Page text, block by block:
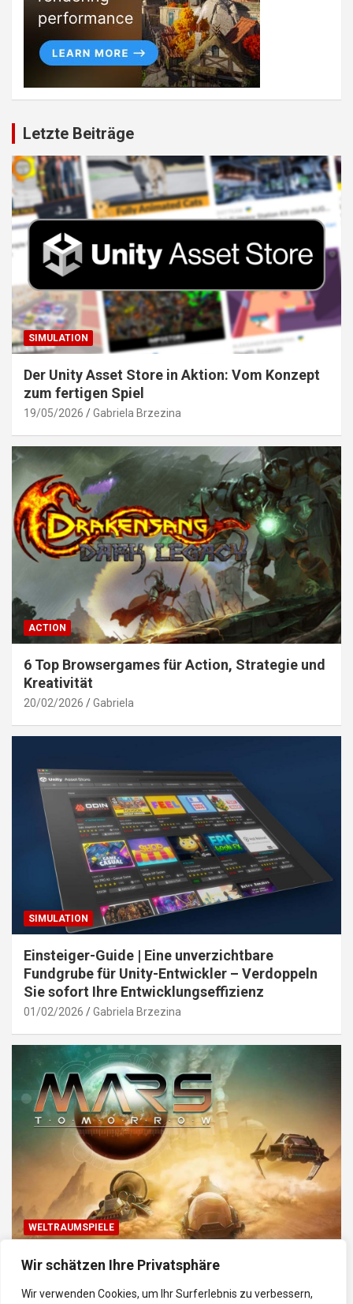
Wir schätzen Ihre Privatsphäre
Wir verwenden Cookies, um Ihr Surferlebnis zu verbessern,
Letzte Beiträge
SIMULATION
Der Unity Asset Store in Aktion: Vom Konzept
zum fertigen Spiel
19/05/2026 Gabriela Brzezina
ACTION
6 Top Browsergames für Action, Strategie und
Kreativität
20/02/2026 Gabriela
SIMULATION
Einsteiger-Guide | Eine unverzichtbare
Fundgrube für Unity-Entwickler – Verdoppeln
Sie sofort Ihre Entwicklungseffizienz
01/02/2026 Gabriela Brzezina
WELTRAUMSPIELE
Top Weltraum-Browser-Spiele: Erkunde, baue